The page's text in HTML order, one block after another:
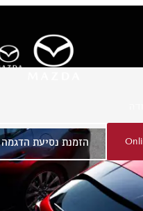
הזמנת נסיעת הדגמה